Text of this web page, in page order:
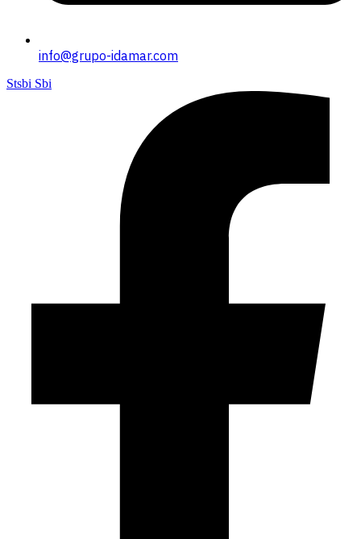
info@grupo-idamar.com
Stsbi Sbi